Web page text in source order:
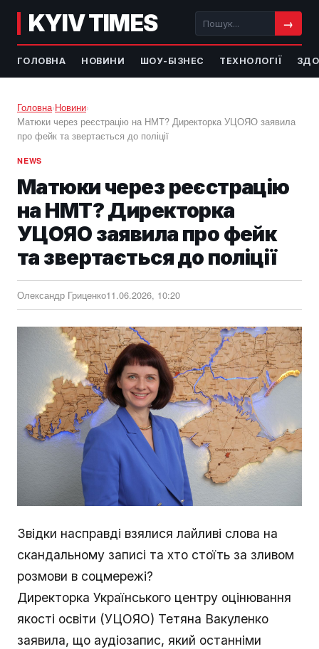
KYIV TIMES →
ГОЛОВНА НОВИНИ ШОУ-БІЗНЕС ТЕХНОЛОГІЇ
Головна›Новини›
Матюки через реєстрацію на НМТ? Директорка УЦОЯО заявила
про фейк та звертається до поліції
NEWS
Матюки через реєстрацію
на НМТ? Директорка
УЦОЯО заявила про фейк
та звертається до поліції
Олександр Гриценко11.06.2026, 10:20
Звідки насправді взялися лайливі слова на
скандальному записі та хто стоїть за зливом
розмови в соцмережі?
Директорка Українського центру оцінювання
якості освіти (УЦОЯО) Тетяна Вакуленко
заявила, що аудіозапис, який останніми